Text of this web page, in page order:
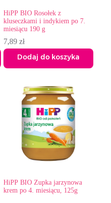
HiPP BIO Rosołek z
kluseczkami i indykiem po 7.
miesiącu 190 g
7,89 zł
Dodaj do koszyka
HiPP BIO Zupka jarzynowa
krem po 4. miesiącu, 125g